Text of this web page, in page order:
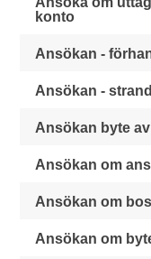
konto
Ansökan -
Ansökan -
Ansökan byte
Ansökan om
Ansökan om
Ansökan om